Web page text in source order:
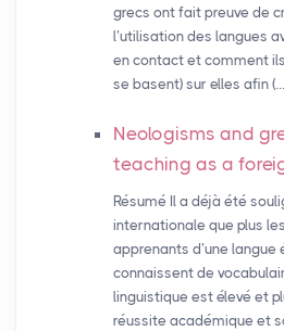
grecs ont fait preuve de
l’utilisation des langues
en contact et comment
se basent) sur elles afin
Neologisms and
teaching as a
Résumé Il a déjà été
internationale que plus
apprenants d’une langue
connaissent de
linguistique est élevé et
réussite académique et